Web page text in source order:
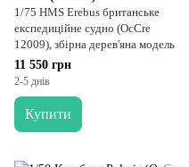
1/75 HMS Erebus британське
експедиційне судно (OcCre
12009), збірна дерев'яна модель
11 550 грн
2-5 днів
Купити